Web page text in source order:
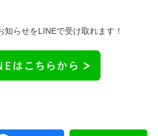
知らせをLINEで受け取れます！